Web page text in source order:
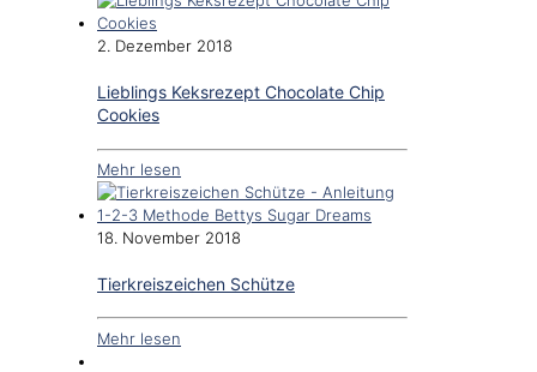
2. Dezember 2018
Lieblings Keksrezept Chocolate Chip
Cookies
Mehr lesen
18. November 2018
Tierkreiszeichen Schütze
Mehr lesen